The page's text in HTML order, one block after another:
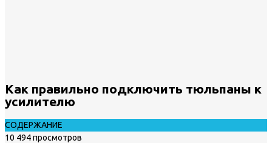
Как правильно подключить тюльпаны к
усилителю
СОДЕРЖАНИЕ
10 494 просмотров